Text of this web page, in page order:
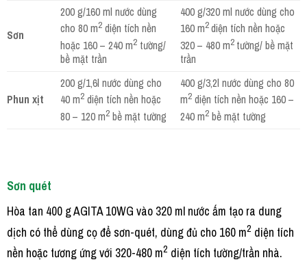
Sơn
200 g/160 ml nước dùng
cho 80 m2diện tích nền
hoặc 160 – 240 m2tường/
bề mặt trần
400 g/320 ml nước dùng cho
160 m2diện tích nền hoặc
320 – 480 m2 tường/ bề mặt
trần
Phun xịt
200 g/1,6l nước dùng cho
40 m2diện tích nền hoặc
80 – 120 m2bề mặt tường
400 g/3,2l nước dùng cho 80
m2diện tích nền hoặc 160 –
240 m2bề mặt tường
Sơn quét
Hòa tan 400 g AGITA 10WG vào 320 ml nước ấm tạo ra dung
dịch có thể dùng cọ để sơn-quét, dùng đủ cho 160 m2 diện tích
nền hoặc tương ứng với 320-480 m2 diện tích tường/trần nhà.